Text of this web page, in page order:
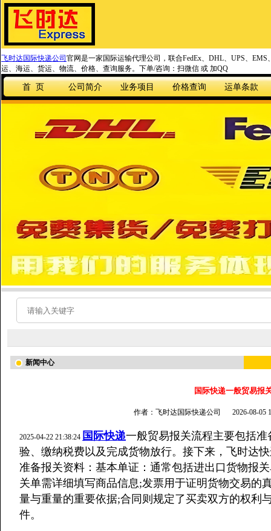
飞时达国际快递公司 官网是一家国际运输代理公司，联合FedEx、DHL、UPS、
运、海运、货运、物流、价格、查询服务。下单/咨询：扫微信 或 加QQ
首 页 公司简介 业务项目 价格查询 运单条款
新闻中心
国际快递一般贸易报
作者：飞时达国际快递公司 2026-08-05
2025-04-22 21:38:24 国际快递一般贸易报关流程主要包括
验、缴纳税费以及完成货物放行。接下来，飞时达
准备报关资料：基本单证：通常包括进出口货物报
关单需详细填写商品信息;发票用于证明货物交易的
量与重量的重要依据;合同则规定了买卖双方的权利
件。